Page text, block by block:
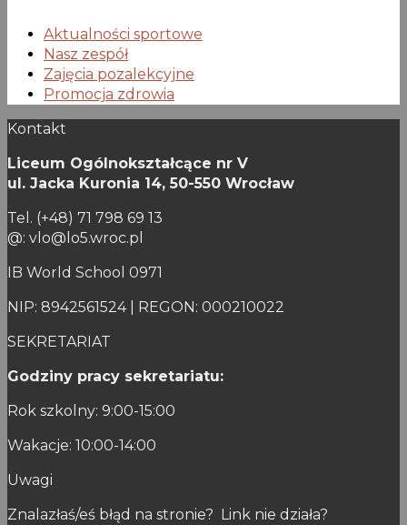
Aktualności sportowe
Nasz zespół
Zajęcia pozalekcyjne
Promocja zdrowia
Kontakt
Liceum Ogólnokształcące nr V
ul. Jacka Kuronia 14, 50-550 Wrocław
Tel. (+48) 71 798 69 13
@: vlo@lo5.wroc.pl
IB World School 0971
NIP: 8942561524 | REGON: 000210022
SEKRETARIAT
Godziny pracy sekretariatu:
Rok szkolny: 9:00-15:00
Wakacje: 10:00-14:00
Uwagi
Znalazłaś/eś błąd na stronie? Link nie działa?